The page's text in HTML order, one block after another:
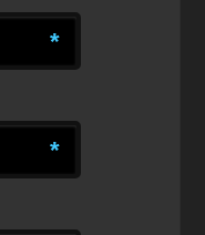
*
*